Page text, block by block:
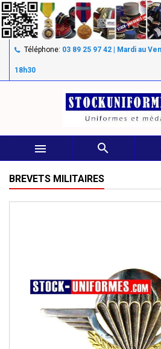
Téléphone: 03 89 25 97 42 | Mardi au
18h30
 
BREVETS MILITAIRES